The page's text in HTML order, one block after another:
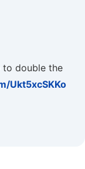
to double the
Ukt5xcSKKo